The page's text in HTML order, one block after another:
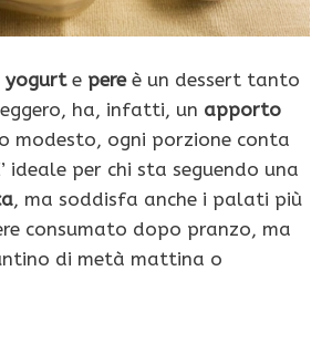
yogurte pereè un dessert tanto
ha, infatti, un apporto
modesto, ogni porzione conta
ideale per chi sta seguendo una
, ma soddisfa anche i palati più
consumato dopo pranzo, ma
di metà mattina o